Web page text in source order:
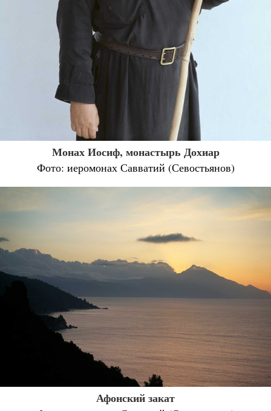
Монах Иосиф, монастырь Дохиар
Фото: иеромонах Савватий (Севостьянов)
Афонский закат